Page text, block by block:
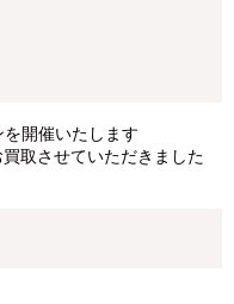
開催いたします
取させていただきました